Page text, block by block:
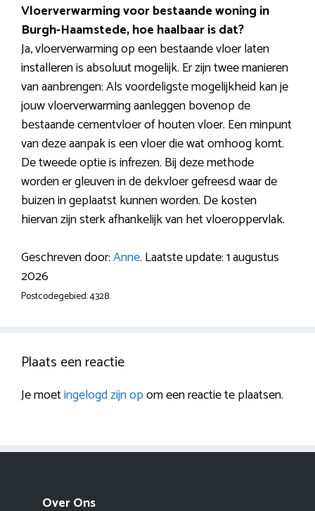
Vloerverwarming voor bestaande woning in
Burgh-Haamstede, hoe haalbaar is dat?
Ja, vloerverwarming op een bestaande vloer laten
installeren is absoluut mogelijk. Er zijn twee manieren
van aanbrengen: Als voordeligste mogelijkheid kan je
jouw vloerverwarming aanleggen bovenop de
bestaande cementvloer of houten vloer. Een minpunt
van deze aanpak is een vloer die wat omhoog komt.
De tweede optie is infrezen. Bij deze methode
worden er gleuven in de dekvloer gefreesd waar de
buizen in geplaatst kunnen worden. De kosten
hiervan zijn sterk afhankelijk van het vloeroppervlak.
Geschreven door:Anne. Laatste update: 1 augustus
2026
Postcodegebied: 4328.
Plaats een reactie
Je moetingelogd zijn opom een reactie te plaatsen.
Over Ons